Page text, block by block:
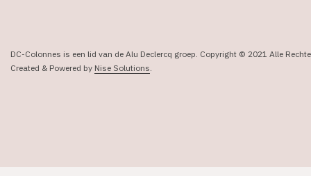
DC-Colonnes is een lid van de Alu Declercq groep. Copyright © 2021 Alle
Created & Powered by Nise Solutions.